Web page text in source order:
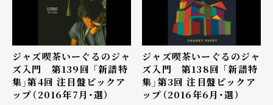
ジャズ喫茶いーぐるのジャ
ズ入門 第139回 「新譜特
集」第4回 注目盤ピックア
ップ（2016年7月・選）
ジャズ喫茶いーぐるのジャ
ズ入門 第138回 「新譜特
集」第3回 注目盤ピックア
ップ（2016年6月・選）